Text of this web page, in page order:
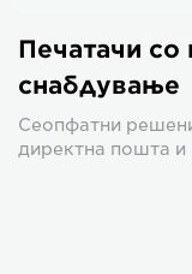
Печатачи со
снабдување
Сеопфатни
директна пошта и